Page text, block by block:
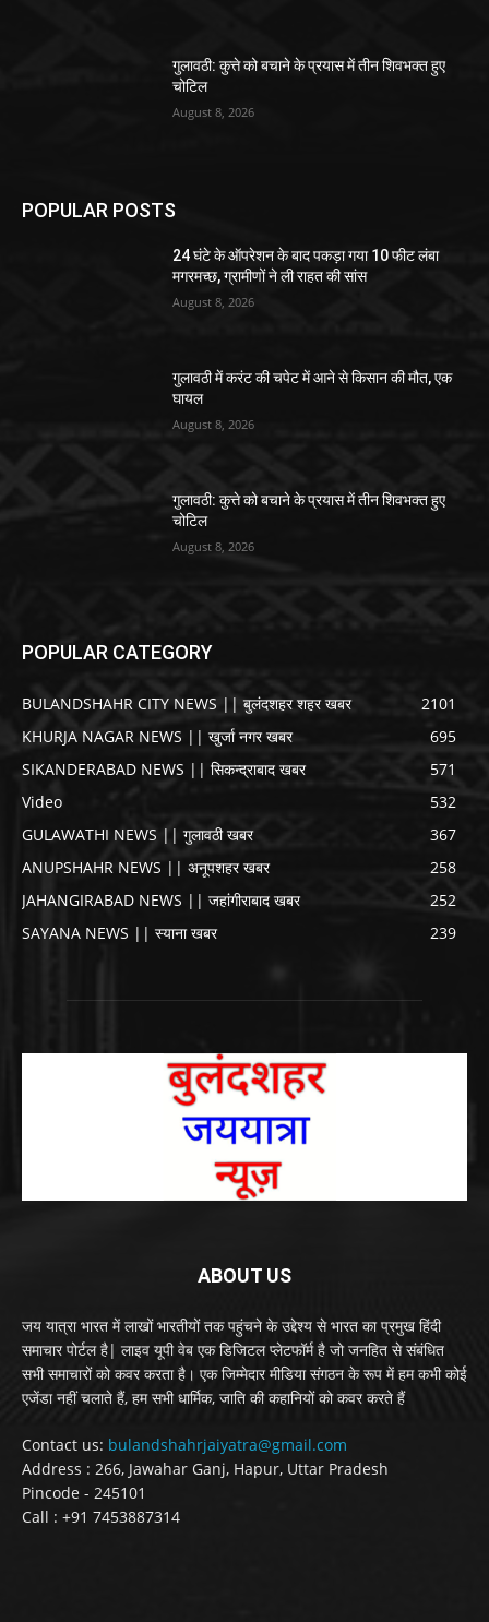
गुलावठी: कुत्ते को बचाने के प्रयास में तीन शिवभक्त हुए
चोटिल
August 8, 2026
POPULAR POSTS
24 घंटे के ऑपरेशन के बाद पकड़ा गया 10 फीट लंबा
मगरमच्छ, ग्रामीणों ने ली राहत की सांस
August 8, 2026
गुलावठी में करंट की चपेट में आने से किसान की मौत, एक
घायल
August 8, 2026
गुलावठी: कुत्ते को बचाने के प्रयास में तीन शिवभक्त हुए
चोटिल
August 8, 2026
POPULAR CATEGORY
BULANDSHAHR CITY NEWS || बुलंदशहर शहर खबर
2101
KHURJA NAGAR NEWS || खुर्जा नगर खबर
695
SIKANDERABAD NEWS || सिकन्द्राबाद खबर
571
Video
532
GULAWATHI NEWS || गुलावठी खबर
367
ANUPSHAHR NEWS || अनूपशहर खबर
258
JAHANGIRABAD NEWS || जहांगीराबाद खबर
252
SAYANA NEWS || स्याना खबर
239
ABOUT US
जय यात्रा भारत में लाखों भारतीयों तक पहुंचने के उद्देश्य से भारत का प्रमुख हिंदी
समाचार पोर्टल है| लाइव यूपी वेब एक डिजिटल प्लेटफॉर्म है जो जनहित से संबंधित
सभी समाचारों को कवर करता है। एक जिम्मेदार मीडिया संगठन के रूप में हम कभी कोई
एजेंडा नहीं चलाते हैं, हम सभी धार्मिक, जाति की कहानियों को कवर करते हैं
Contact us: bulandshahrjaiyatra@gmail.com
Address : 266, Jawahar Ganj, Hapur, Uttar Pradesh
Pincode - 245101
Call : +91 7453887314